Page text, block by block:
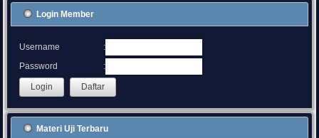
Login Member
Username
:
Password
:
Materi Uji Terbaru